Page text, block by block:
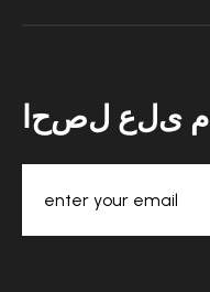
حصل على م